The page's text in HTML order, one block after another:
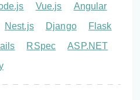
Vue.js
Angular
Nest.js Django
Flask
RSpec
ASP.NET